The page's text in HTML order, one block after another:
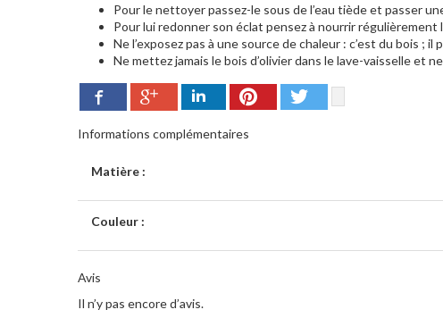
Pour le nettoyer passez-le sous de l’eau tiède et passer
Pour lui redonner son éclat pensez à nourrir régulièrement
Ne l’exposez pas à une source de chaleur : c’est du bois ;
Ne mettez jamais le bois d’olivier dans le lave-vaisselle et
Facebook Google+ LinkedIn Pinterest
Informations complémentaires
Matière :
Couleur :
Avis
Il n’y pas encore d’avis.